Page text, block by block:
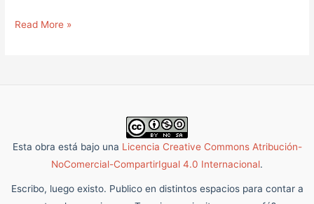
Read More »
Esta obra está bajo una Licencia Creative Commons Atribución-
NoComercial-CompartirIgual 4.0 Internacional.
Escribo, luego existo. Publico en distintos espacios para contar a